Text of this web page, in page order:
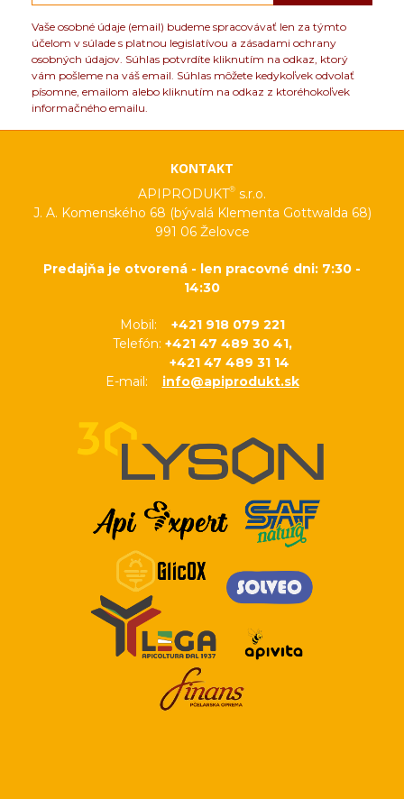
Vaše osobné údaje (email) budeme spracovávať len za týmto
účelom v súlade s platnou legislatívou a zásadami ochrany
osobných údajov. Súhlas potvrdíte kliknutím na odkaz, ktorý
vám pošleme na váš email. Súhlas môžete kedykoľvek odvolať
písomne, emailom alebo kliknutím na odkaz z ktoréhokoľvek
informačného emailu.
KONTAKT
APIPRODUKT® s.r.o.
J. A. Komenského 68 (bývalá Klementa Gottwalda 68)
991 06 Želovce
Predajňa je otvorená - len pracovné dni: 7:30 -
14:30
Mobil: +421 918 079 221
Telefón: +421 47 489 30 41,
+421 47 489 31 14
E-mail: info@apiprodukt.sk